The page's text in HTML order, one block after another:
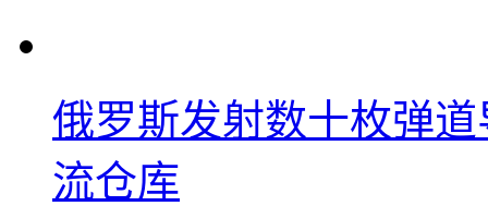
俄罗斯发射数十枚弹
流仓库